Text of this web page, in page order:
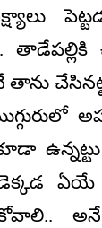
తాను
ఏయే